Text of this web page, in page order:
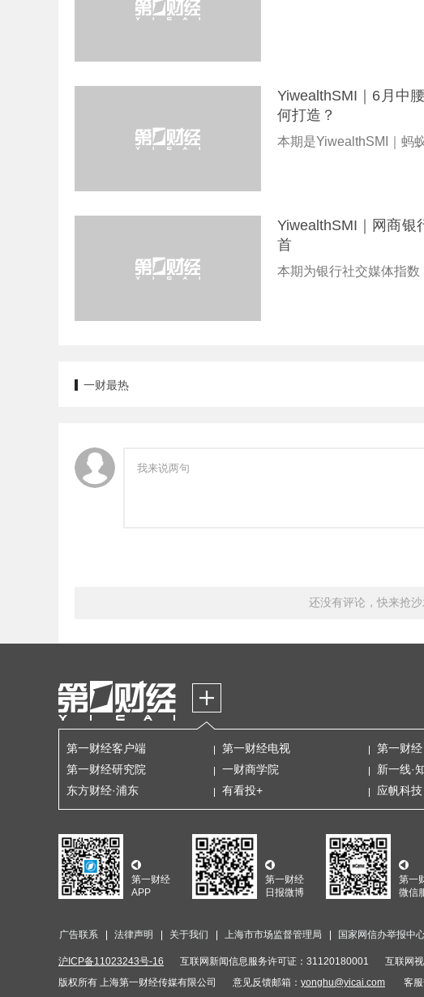
YiwealthSMI｜6月中
何打造？
本期是YiwealthSMI｜蚂
YiwealthSMI｜网商银
首
本期为银行社交媒体指数
一财最热
还没有评论，快来抢沙
第一财经客户端 第一财经电视 第一财
第一财经研究院
一财商学院 新一线·
东方财经·浦东
有看投+ 应帆科技
第一财经
APP
第一财经
日报微博
第一
微信
广告联系 法律声明 关于我们 上海市市场监督管理局 国家网信办举报中
沪ICP备11023243号-16 互联网新闻信息服务许可证：31120180001 互联网
版权所有 上海第一财经传媒有限公司
意见反馈邮箱： yonghu@yicai.com 客